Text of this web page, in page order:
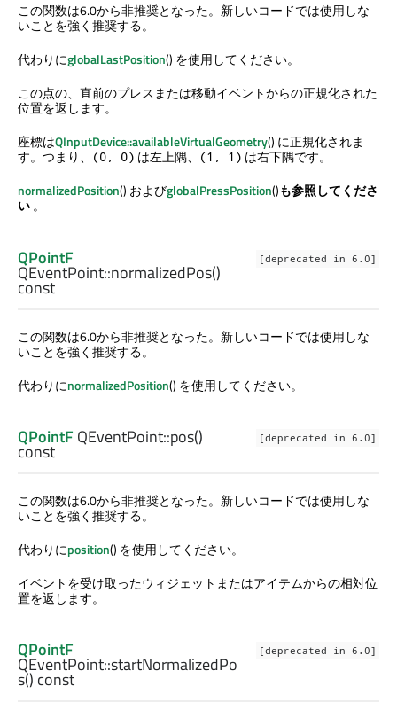
この関数は6.0から非推奨となった。新しいコードでは使用しな
いことを強く推奨する。
代わりにglobalLastPosition() を使用してください。
この点の、直前のプレスまたは移動イベントからの正規化された
位置を返します。
座標はQInputDevice::availableVirtualGeometry() に正規化されま
す。つまり、
(0, 0) は左上隅、 (1, 1) は右下隅です。
normalizedPosition() およびglobalPressPosition()も参照してくださ
い。
[deprecated in 6.0]
QPointF
QEventPoint::normalizedPos()
const
この関数は6.0から非推奨となった。新しいコードでは使用しな
いことを強く推奨する。
代わりにnormalizedPosition() を使用してください。
[deprecated in 6.0]
QPointF QEventPoint::pos()
const
この関数は6.0から非推奨となった。新しいコードでは使用しな
いことを強く推奨する。
代わりにposition() を使用してください。
イベントを受け取ったウィジェットまたはアイテムからの相対位
置を返します。
[deprecated in 6.0]
QPointF
QEventPoint::startNormalizedPo
s() const